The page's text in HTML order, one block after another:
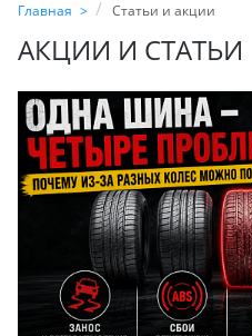
Главная Статьи и акции
АКЦИИ И СТАТЬИ